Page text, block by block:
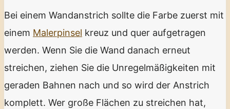
Bei einem Wandanstrich sollte die Farbe zuerst mit
einem Malerpinsel kreuz und quer aufgetragen
werden. Wenn Sie die Wand danach erneut
streichen, ziehen Sie die Unregelmäßigkeiten mit
geraden Bahnen nach und so wird der Anstrich
komplett. Wer große Flächen zu streichen hat,